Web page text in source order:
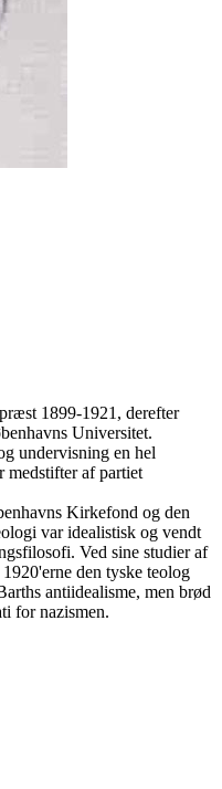
1899-1921, derefter
Universitet.
undervisning en hel
medstifter af partiet
Kirkefond og den
var idealistisk og vendt
Ved sine studier af
den tyske teolog
antiidealisme, men brød
for nazismen.